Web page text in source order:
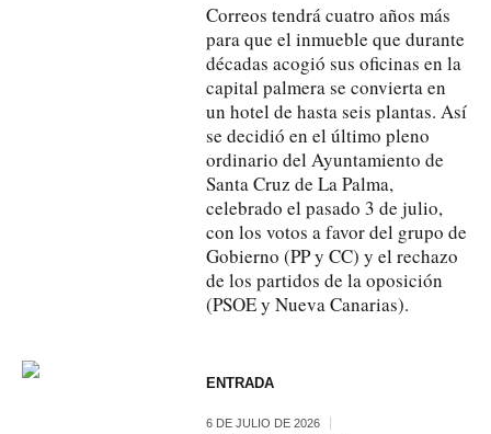
Correos tendrá cuatro años más
para que el inmueble que durante
décadas acogió sus oficinas en la
capital palmera se convierta en
un hotel de hasta seis plantas. Así
se decidió en el último pleno
ordinario del Ayuntamiento de
Santa Cruz de La Palma,
celebrado el pasado 3 de julio,
con los votos a favor del grupo de
Gobierno (PP y CC) y el rechazo
de los partidos de la oposición
(PSOE y Nueva Canarias).
ENTRADA
6 DE JULIO DE 2026